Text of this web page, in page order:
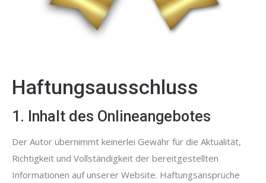
Haftungsausschluss
1. Inhalt des Onlineangebotes
Der Autor übernimmt keinerlei Gewähr für die Aktualität,
Richtigkeit und Vollständigkeit der bereitgestellten
Informationen auf unserer Website. Haftungsansprüche